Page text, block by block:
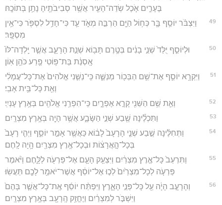
בֶּעָרִ֑ים אֹ֧כֶל שְׂדֵה־הָעִ֛יר אֲשֶׁ֥ר סְבִיבֹתֶ֖יהָ נָתַ֥ן בְּתוֹכָֽהּ׃
49
וַיִּצְבֹּ֨ר יוֹסֵ֥ף בָּ֛ר כְּח֥וֹל הַיָּ֖ם הַרְבֵּ֣ה מְאֹ֑ד עַ֛ד כִּי־חָדַ֥ל לִסְפֹּ֖ר כִּי־אֵ֥ין
מִסְפָּֽר׃
50
וּלְיוֹסֵ֤ף יֻלַּד֙ שְׁנֵ֣י בָנִ֔ים בְּטֶ֥רֶם תָּב֖וֹא שְׁנַ֣ת הָרָעָ֑ב אֲשֶׁ֤ר יָֽלְדָה־לּוֹ֙
אָֽסְנַ֔ת בַּת־פּ֥וֹטִי פֶ֖רַע כֹּהֵ֥ן אֽוֹן׃
51
וַיִּקְרָ֥א יוֹסֵ֛ף אֶת־שֵׁ֥ם הַבְּכ֖וֹר מְנַשֶּׁ֑ה כִּֽי־נַשַּׁ֤נִי אֱלֹהִים֙ אֶת־כָּל־עֲמָלִ֔י
וְאֵ֖ת כָּל־בֵּ֥ית אָבִֽי׃
52 וְאֵ֛ת שֵׁ֥ם הַשֵּׁנִ֖י קָרָ֣א אֶפְרָ֑יִם כִּֽי־הִפְרַ֥נִי אֱלֹהִ֖ים בְּאֶ֥רֶץ עָנְיִֽי׃
53 וַתִּכְלֶ֕ינָה שֶׁ֖בַע שְׁנֵ֣י הַשָּׂבָ֑ע אֲשֶׁ֥ר הָיָ֖ה בְּאֶ֥רֶץ מִצְרָֽיִם׃
54
וַתְּחִלֶּ֜ינָה שֶׁ֣בַע שְׁנֵ֤י הָרָעָב֙ לָב֔וֹא כַּאֲשֶׁ֖ר אָמַ֣ר יוֹסֵ֑ף וַיְהִ֤י רָעָב֙
בְּכָל־הָ֣אֲרָצ֔וֹת וּבְכָל־אֶ֥רֶץ מִצְרַ֖יִם הָ֥יָה לָֽחֶם׃
55
וַתִּרְעַב֙ כָּל־אֶ֣רֶץ מִצְרַ֔יִם וַיִּצְעַ֥ק הָעָ֛ם אֶל־פַּרְעֹ֖ה לַלָּ֑חֶם וַיֹּ֨אמֶר
פַּרְעֹ֤ה לְכָל־מִצְרַ֙יִם֙ לְכ֣וּ אֶל־יוֹסֵ֔ף אֲשֶׁר־יֹאמַ֥ר לָכֶ֖ם תַּעֲשֽׂוּ׃
56
וְהָרָעָ֣ב הָיָ֔ה עַ֖ל כָּל־פְּנֵ֣י הָאָ֑רֶץ וַיִּפְתַּ֨ח יוֹסֵ֜ף אֶֽת־כָּל־אֲשֶׁ֤ר בָּהֶם֙
וַיִּשְׁבֹּ֣ר לְמִצְרַ֔יִם וַיֶּחֱזַ֥ק הָֽרָעָ֖ב בְּאֶ֥רֶץ מִצְרָֽיִם׃